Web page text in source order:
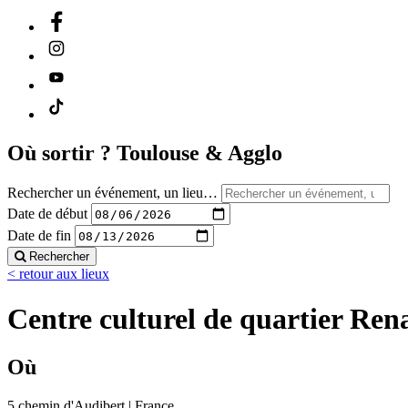
Où sortir ? Toulouse & Agglo
Rechercher un événement, un lieu…
Date de début
Date de fin
Rechercher
< retour aux lieux
Centre culturel de quartier
Où